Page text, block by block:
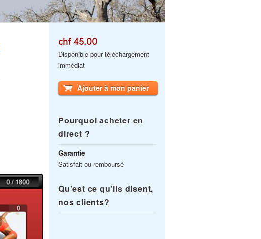
chf 45.00
Disponible pour téléchargement
immédiat
Ajouter à mon panier
Pourquoi acheter en
direct ?
Garantie
Satisfait ou remboursé
Qu'est ce qu'ils disent,
nos clients?